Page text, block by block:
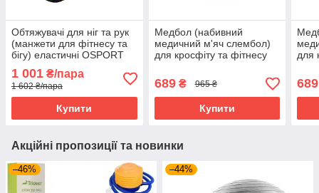
Обтяжувачі для ніг та рук
(манжети для фітнесу та
бігу) еластичні OSPORT
Pro 2шт по 3кг (OF-0065)
1 001 ₴/пара
1 602 ₴/пара
Купити
Медбол (набивний
медичний м'яч слембол)
для кросфіту та фітнесу
0182)
689₴ 965 ₴
Купити
для
689
Акційні пропозиції та новинки
–46% –44%